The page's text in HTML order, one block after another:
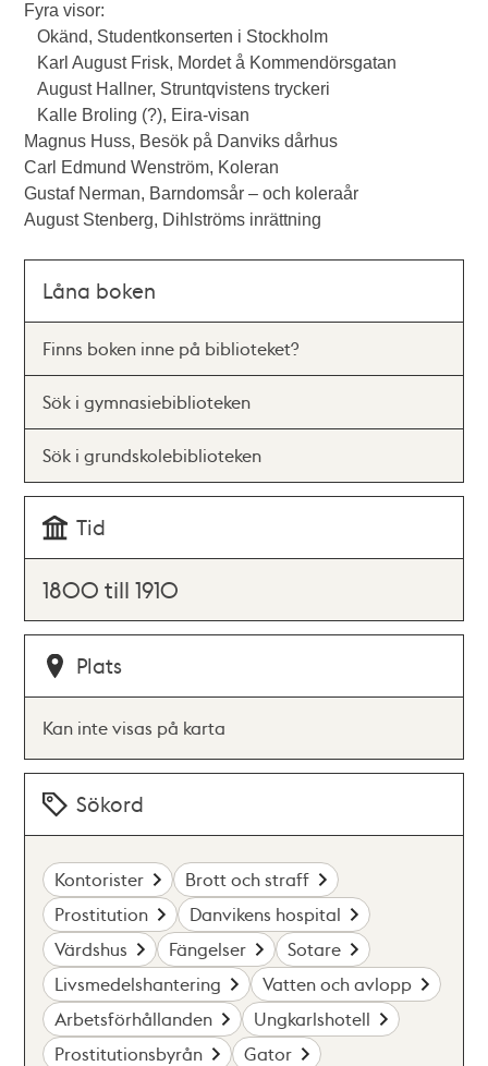
Fyra visor:
Okänd, Studentkonserten i Stockholm
Karl August Frisk, Mordet å Kommendörsgatan
August Hallner, Struntqvistens tryckeri
Kalle Broling (?), Eira-visan
Magnus Huss, Besök på Danviks dårhus
Carl Edmund Wenström, Koleran
Gustaf Nerman, Barndomsår – och koleraår
August Stenberg, Dihlströms inrättning
Låna boken
Finns boken inne på biblioteket?
Sök i gymnasiebiblioteken
Sök i grundskolebiblioteken
Tid
1800 till 1910
Plats
Kan inte visas på karta
Sökord
Kontorister
Brott och straff
Prostitution
Danvikens hospital
Värdshus
Fängelser
Sotare
Livsmedelshantering
Vatten och avlopp
Arbetsförhållanden
Ungkarlshotell
Prostitutionsbyrån
Gator